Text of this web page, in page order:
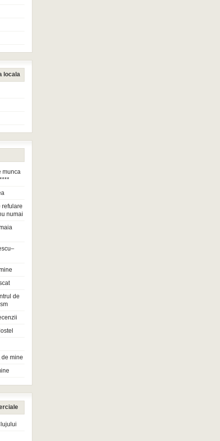
locala
munca
refulare
numai
de
mine